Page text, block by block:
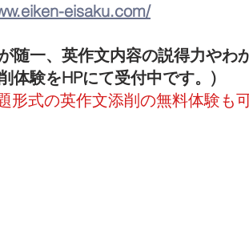
eisaku.com/
が随一、英作文内容の説得力や
体験をHPにて受付中です。)
形式の英作文添削の無料体験も